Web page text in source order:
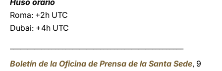
Huso orario
Roma: +2h UTC
Dubai: +4h UTC
Boletín de la Oficina de Prensa de la Santa Sede, 9